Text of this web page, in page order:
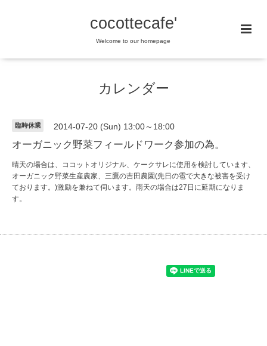
cocottecafe'
Welcome to our homepage
カレンダー
臨時休業 2014-07-20 (Sun) 13:00～18:00
オーガニック野菜フィールドワーク参加の為。
晴天の場合は、ココットオリジナル、ケークサレに使用を検討しています、
オーガニック野菜生産農家、三鷹の吉田農園(先日の雹で大きな被害を受け
ております。)激励を兼ねて伺います。雨天の場合は27日に延期になりま
す。